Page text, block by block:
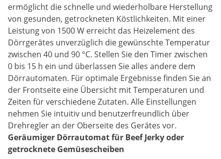
ermöglicht die schnelle und wiederholbare Herstellung
von gesunden, getrockneten Köstlichkeiten. Mit einer
Leistung von 1500 W erreicht das Heizelement des
Dörrgerätes unverzüglich die gewünschte Temperatur
zwischen 40 und 90 °C. Stellen Sie den Timer zwischen
0 bis 15 h ein und überlassen Sie alles andere dem
Dörrautomaten. Für optimale Ergebnisse finden Sie an
der Frontseite eine Übersicht mit Temperaturen und
Zeiten für verschiedene Zutaten. Alle Einstellungen
nehmen Sie intuitiv und benutzerfreundlich über
Drehregler an der Oberseite des Gerätes vor.
Geräumiger Dörrautomat für Beef Jerky oder
getrocknete Gemüsescheiben